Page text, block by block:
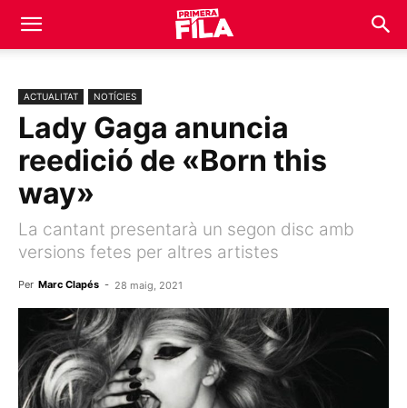
ACTUALITAT NOTÍCIES
Lady Gaga anuncia
reedició de «Born this
way»
La cantant presentarà un segon disc amb
versions fetes per altres artistes
Per Marc Clapés - 28 maig, 2021